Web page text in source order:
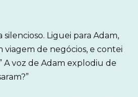
silencioso. Liguei para Adam,
viagem de negócios, e contei
A voz de Adam explodiu de